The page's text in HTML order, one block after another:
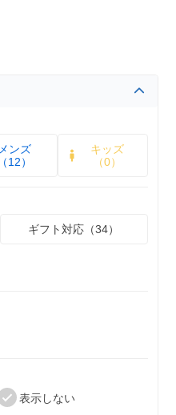
メンズ
（12）
キッズ
（0）
ギフト対応（34）
表示しない